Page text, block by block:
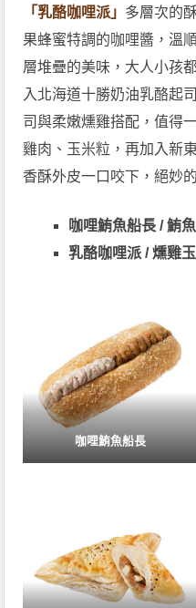
「乳酪咖哩派」 多層次的
果蜂蜜特調的咖哩醬，溫
層堆疊的美味，大人小孩
入北海道十勝奶油乳酪起
司與柔嫩燻雞搭配，值得一
雞肉、玉米粒，再加入新
香酥外皮一口咬下，絕妙
咖哩鮪魚船長 / 鮪
乳酪咖哩派 / 燻雞
咖哩鮪魚船長